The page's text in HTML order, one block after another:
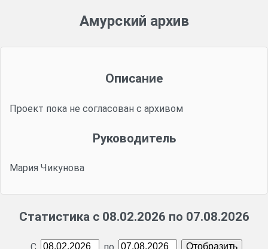
Амурский архив
Описание
Проект пока не согласован с архивом
Руководитель
Мария Чикунова
Статистика с 08.02.2026 по 07.08.2026